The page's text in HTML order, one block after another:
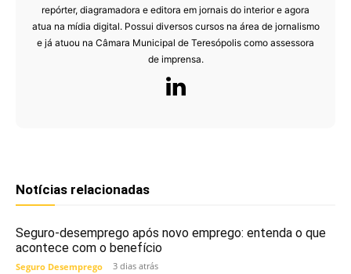
repórter, diagramadora e editora em jornais do interior e agora
atua na mídia digital. Possui diversos cursos na área de jornalismo
e já atuou na Câmara Municipal de Teresópolis como assessora
de imprensa.
Notícias relacionadas
Seguro-desemprego após novo emprego: entenda o que
acontece com o benefício
Seguro Desemprego 3 dias atrás